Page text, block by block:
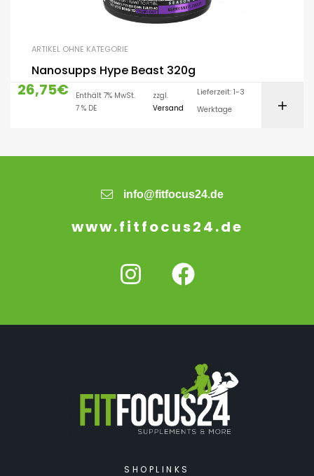
ARTIKEL OHNE KATEGORIE
Nanosupps Hype Beast 320g
26,75€
Enthält 7% MwSt.
7 % DE
zzgl.
Versand
Lieferzeit: 1-3
Werktage
info@fitfocus24.de
www.fitfocus24.de
SHOPLINKS